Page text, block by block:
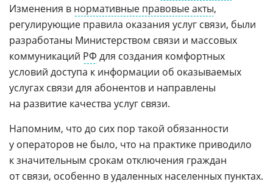
Изменения в нормативные правовые акты,
регулирующие правила оказания услуг связи, были
разработаны Министерством связи и массовых
коммуникаций РФ для создания комфортных
условий доступа к информации об оказываемых
услугах связи для абонентов и направлены
на развитие качества услуг связи.
Напомним, что до сих пор такой обязанности
у операторов не было, что на практике приводило
к значительным срокам отключения граждан
от связи, особенно в удаленных населенных пунктах.